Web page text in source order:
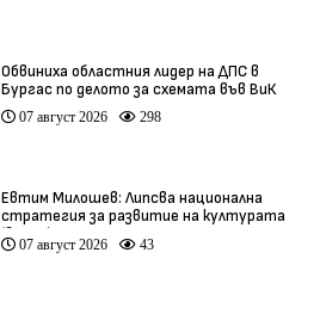
Обвиниха областния лидер на ДПС в
Бургас по делото за схемата във ВиК
07 август 2026 298
Евтим Милошев: Липсва национална
стратегия за развитие на културата
(видео)
07 август 2026 43